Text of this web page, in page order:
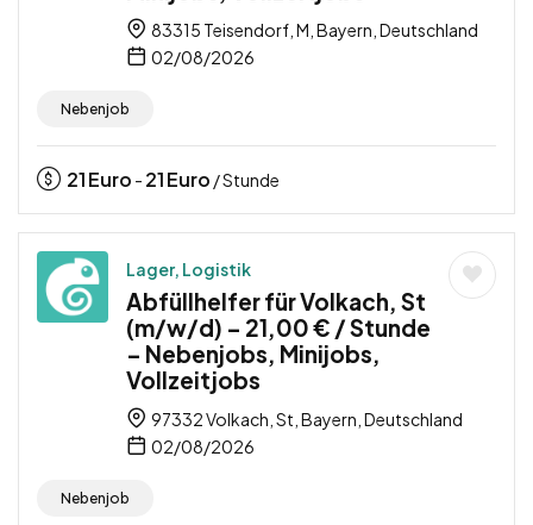
83315 Teisendorf, M, Bayern, Deutschland
02/08/2026
Nebenjob
21Euro - 21Euro / Stunde
Lager, Logistik
Abfüllhelfer für Volkach, St
(m/w/d) – 21,00 € / Stunde
– Nebenjobs, Minijobs,
Vollzeitjobs
97332 Volkach, St, Bayern, Deutschland
02/08/2026
Nebenjob